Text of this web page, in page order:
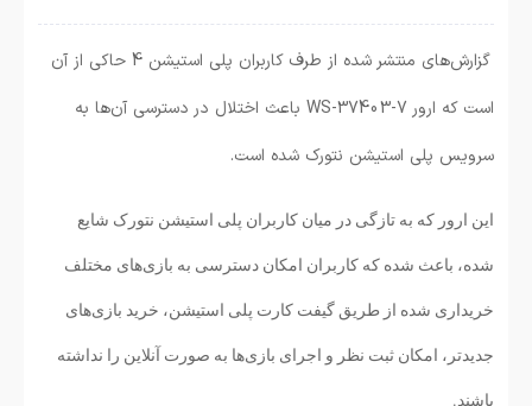
گزارش‌های منتشر شده از طرف کاربران پلی استیشن 4 حاکی از آن
است که ارور WS-37403-7 باعث اختلال در دسترسی آن‌ها به
سرویس پلی استیشن نتورک شده است.
این ارور که به تازگی در میان کاربران پلی استیشن نتورک شایع
شده، باعث شده که کاربران امکان دسترسی به بازی‌های مختلف
خریداری شده از طریق گیفت کارت پلی استیشن، خرید بازی‌های
جدیدتر، امکان ثبت نظر و اجرای بازی‌ها به صورت آنلاین را نداشته
باشند.